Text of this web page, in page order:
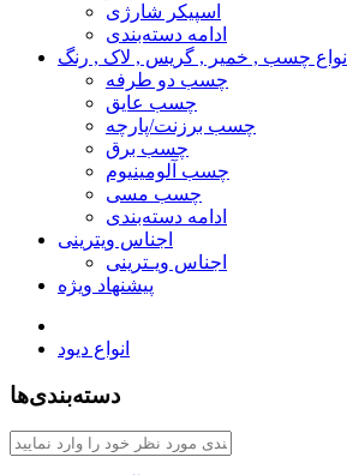
اسپیکر شارژی
ادامه دسته‌بندی
انواع چسب , خمیر , گریس , لاک , رنگ
چسب دو طرفه
چسب عایق
چسب برزنت/پارچه
چسب برق
چسب آلومینیوم
چسب مسی
ادامه دسته‌بندی
اجناس ویترینی
اجناس ویـترینی
پیشنهاد ویژه
انواع دیود
دسته‌بندی‌ها